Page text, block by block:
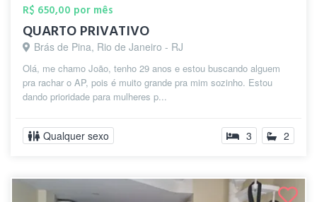
R$ 650,00 por mês
QUARTO PRIVATIVO
Brás de Pina, Rio de Janeiro - RJ
Olá, me chamo João, tenho 29 anos e estou buscando alguem
pra rachar o AP, pois é muito grande pra mim sozinho. Estou
dando prioridade para mulheres p...
Qualquer sexo 3 2